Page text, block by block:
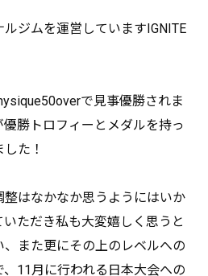
ジムを運営していますIGNITE
で見事優勝されま
優勝トロフィーとメダルを持っ
した ！
はなかなか思うようにはいか
ただき私も大変嬉しく思うと
、また更にその上のレベルへの
11月に行われる日本大会への